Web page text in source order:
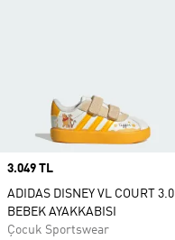
Price
3.049 TL
ADIDAS DISNEY VL COURT 3.0
BEBEK AYAKKABISI
Çocuk Sportswear